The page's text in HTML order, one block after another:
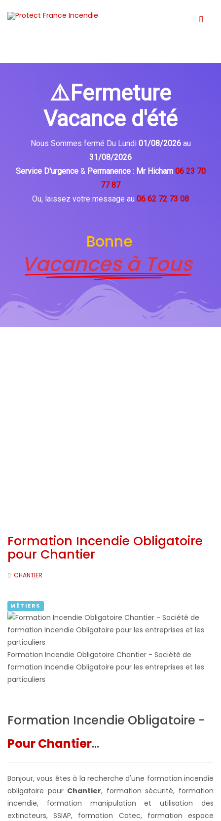
⚠️Fermeture
Vacance d'été
Nous Sommes fermé Du Lundi 01/08/2026 au
31/08/2026
Service D'urgence& Permanence: Mr Hicham 06 23 70
77 87
Ou, laissez votre message au 06 62 72 73 08
Bonne
Vacances à Tous
Formation Incendie Obligatoire
pour Chantier
CHANTIER
MÉTIERS
Formation Incendie Obligatoire Chantier - Société de
formation Incendie Obligatoire pour les entreprises et les
particuliers
Formation Incendie Obligatoire -
Pour Chantier...
Bonjour, vous êtes à la recherche d'une formation incendie
obligatoire pour Chantier, formation sécurité, formation
incendie, formation manipulation et utilisation des
extincteurs, SSIAP, formation Catec, formation espace